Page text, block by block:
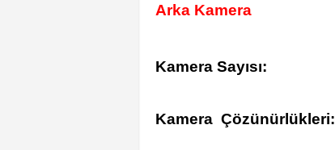
Arka Kamera
Kamera Sayısı:
Kamera Çözünürlükleri: